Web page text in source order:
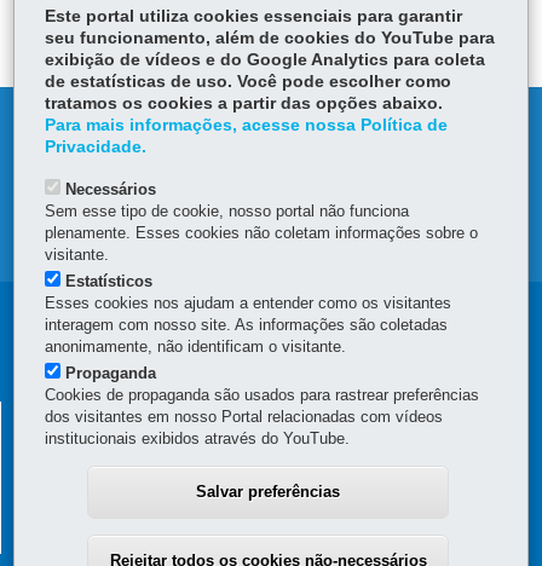
ok
er
Ap
p
MAPA DO SITE
DENUNCIE CORRUPÇÃO
Navegação
principal
REPRESENTAÇÃO DO GOVERNO DO PARANÁ EM
BRASÍLIA
Brasília -DF MAPA
Este portal utiliza cookies essenciais para garantir
seu funcionamento, além de cookies do YouTube para
exibição de vídeos e do Google Analytics para coleta
de estatísticas de uso. Você pode escolher como
tratamos os cookies a partir das opções abaixo.
Para mais informações, acesse nossa Política de
Privacidade.
Necessários
Sem esse tipo de cookie, nosso portal não funciona
plenamente. Esses cookies não coletam informações sobre o
visitante.
Estatísticos
Esses cookies nos ajudam a entender como os visitantes
interagem com nosso site. As informações são coletadas
anonimamente, não identificam o visitante.
Propaganda
Cookies de propaganda são usados para rastrear preferências
dos visitantes em nosso Portal relacionadas com vídeos
institucionais exibidos através do YouTube.
Salvar preferências
Rejeitar todos os cookies não-necessários